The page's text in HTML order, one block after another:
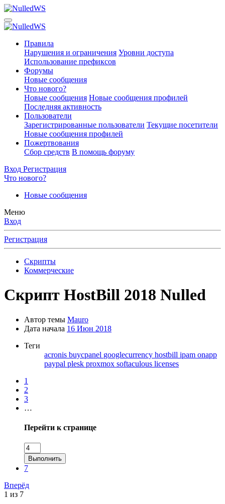
Правила
Нарушения и ограничения Уровни доступа
Использование префиксов
Форумы
Новые сообщения
Что нового?
Новые сообщения Новые сообщения профилей
Последняя активность
Пользователи
Зарегистрированные пользователи Текущие посетители
Новые сообщения профилей
Пожертвования
Сбор средств В помощь форуму
Вход Регистрация
Что нового?
Новые сообщения
Меню
Вход
Регистрация
Скрипты
Коммерческие
Скрипт HostBill 2018 Nulled
Автор темы Mauro
Дата начала 16 Июн 2018
Теги
acronis buycpanel googlecurrency hostbill ipam onapp
paypal plesk proxmox softaculous licenses
1
2
3
…
Перейти к странице
Выполнить
7
Вперёд
1 из 7